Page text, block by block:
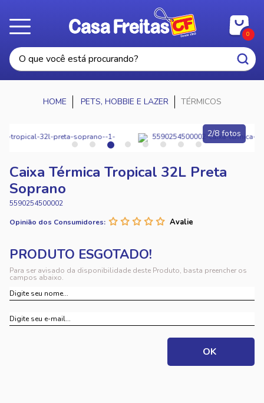
0
PETS, HOBBIE E LAZER TÉRMICOS
2/8 fotos
Caixa Térmica Tropical 32L Preta
Soprano
5590254500002
Opinião dos Consumidores:
Para ser avisado da disponibilidade deste Produto, basta preencher os
campos abaixo.